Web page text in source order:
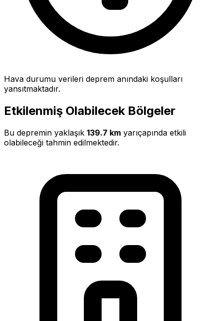
Hava durumu verileri deprem anındaki koşulları
yansıtmaktadır.
Etkilenmiş Olabilecek Bölgeler
Bu depremin yaklaşık 139.7 km yarıçapında etkili
olabileceği tahmin edilmektedir.